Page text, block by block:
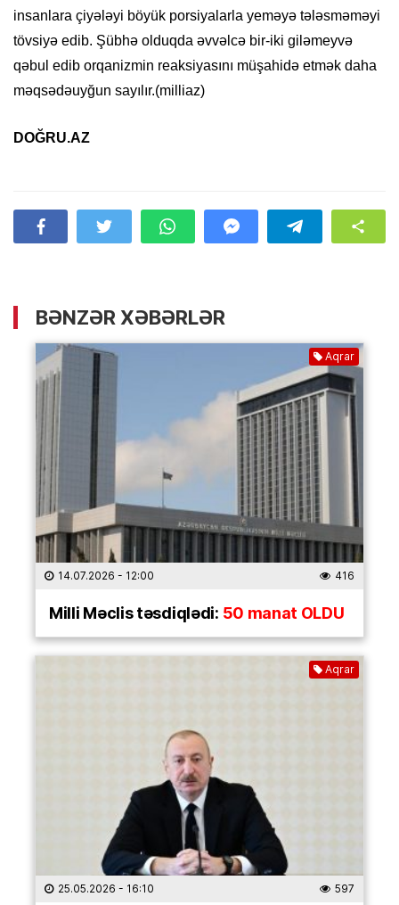
insanlara çiyələyi böyük porsiyalarla yeməyə tələsməməyi
tövsiyə edib. Şübhə olduqda əvvəlcə bir-iki giləmeyvə
qəbul edib orqanizmin reaksiyasını müşahidə etmək daha
məqsədəuyğun sayılır.(milliaz)
DOĞRU.AZ
BƏNZƏR XƏBƏRLƏR
Aqrar
14.07.2026 - 12:00 416
Milli Məclis təsdiqlədi: 50 manat OLDU
Aqrar
25.05.2026 - 16:10 597